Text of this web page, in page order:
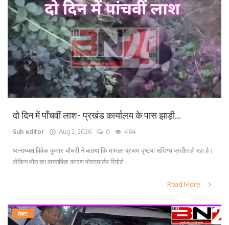
दो दिन में पाँचवीं लाश- प्रखंड कार्यालय के पास झाड़ी...
Sub editor Aug 2, 2026 0 464
थानाध्यक्ष विवेक कुमार चौधरी ने बताया कि मामला प्रथम दृष्टया संदिग्ध प्रतीत हो रहा है।
लेकिन मौत का वास्तविक कारण पोस्टमार्टम रिपोर्ट...
Read More
बिहार